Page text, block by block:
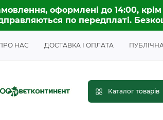
оформлені до 14:00,
по передплаті.
НАС ДОСТАВКА І ОПЛАТА
Каталог товарів